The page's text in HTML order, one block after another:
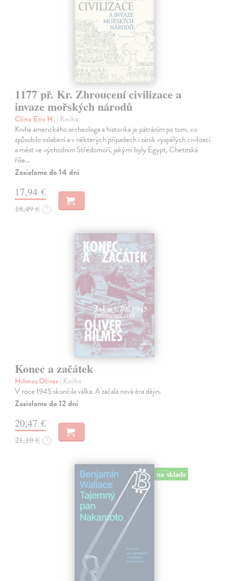
1177 př. Kr. Zhroucení civilizace a
invaze mořských národů
Cline Eric H. | Kniha
Kniha amerického archeologa a historika je pátráním po tom, co
způsobilo oslabení a v některých případech i zánik vyspělých civilizací
a měst ve východním Středomoří, jakými byly Egypt, Chetitská
říše…
Zasielame do 14 dní
17,94 €
18,49 € ?
Konec a začátek
Hilmes Oliver| Kniha
V roce 1945 skončila válka. A začala nová éra dějin.
Zasielame do 12 dní
20,47 €
21,10 € ?
na sklade